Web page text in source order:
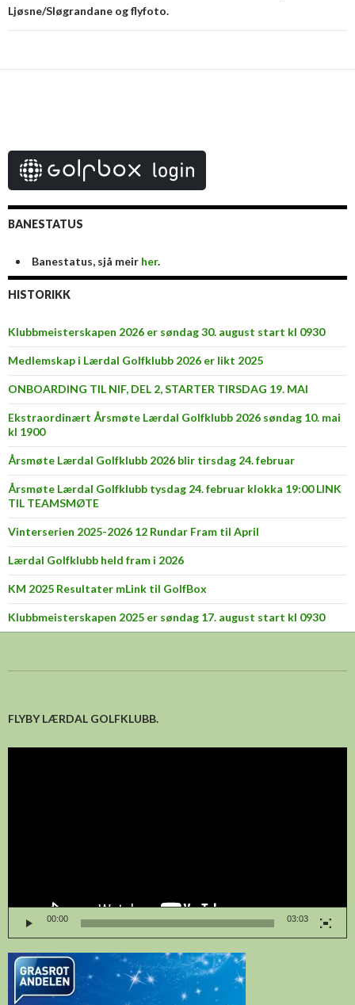
Ljøsne/Sløgrandane og flyfoto.
BANESTATUS
Banestatus, sjå meir her.
HISTORIKK
Klubbmeisterskapen 2026 er søndag 30. august start kl 0930
Medlemskap i Lærdal Golfklubb 2026 er likt 2025
ONBOARDING TIL NIF, DEL 2, STARTER TIRSDAG 19. MAI
Ekstraordinært Årsmøte Lærdal Golfklubb 2026 søndag 10. mai
kl 1900
Årsmøte Lærdal Golfklubb 2026 blir tirsdag 24. februar
Årsmøte Lærdal Golfklubb tysdag 24. februar klokka 19:00 LINK
TIL TEAMSMØTE
Vinterserien 2025-2026 12 Rundar Fram til April
Lærdal Golfklubb held fram i 2026
KM 2025 Resultater mLink til GolfBox
Klubbmeisterskapen 2025 er søndag 17. august start kl 0930
FLYBY LÆRDAL GOLFKLUBB.
00:00 03:03